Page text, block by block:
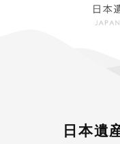
日本遺